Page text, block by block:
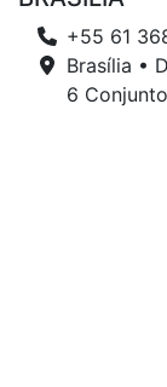
+55 61
Brasília •
6